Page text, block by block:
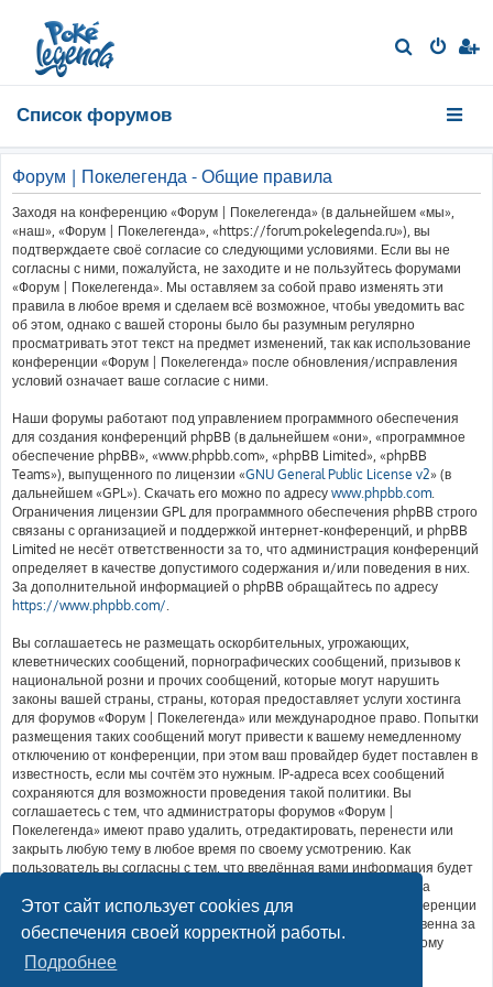
Этот сайт использует cookies для
обеспечения своей корректной работы.
Подробнее
к
Список форумов
Форум | Покелегенда - Общие правила
Заходя на конференцию «Форум | Покелегенда» (в дальнейшем «мы»,
«наш», «Форум | Покелегенда», «https://forum.pokelegenda.ru»), вы
подтверждаете своё согласие со следующими условиями. Если вы не
согласны с ними, пожалуйста, не заходите и не пользуйтесь форумами
«Форум | Покелегенда». Мы оставляем за собой право изменять эти
правила в любое время и сделаем всё возможное, чтобы уведомить вас
об этом, однако с вашей стороны было бы разумным регулярно
просматривать этот текст на предмет изменений, так как использование
конференции «Форум | Покелегенда» после обновления/исправления
условий означает ваше согласие с ними.
Наши форумы работают под управлением программного обеспечения
для создания конференций phpBB (в дальнейшем «они», «программное
обеспечение phpBB», «www.phpbb.com», «phpBB Limited», «phpBB
Teams»), выпущенного по лицензии «GNU General Public License v2» (в
дальнейшем «GPL»). Скачать его можно по адресу www.phpbb.com.
Ограничения лицензии GPL для программного обеспечения phpBB строго
связаны с организацией и поддержкой интернет-конференций, и phpBB
Limited не несёт ответственности за то, что администрация конференций
определяет в качестве допустимого содержания и/или поведения в них.
За дополнительной информацией о phpBB обращайтесь по адресу
https://www.phpbb.com/.
Вы соглашаетесь не размещать оскорбительных, угрожающих,
клеветнических сообщений, порнографических сообщений, призывов к
национальной розни и прочих сообщений, которые могут нарушить
законы вашей страны, страны, которая предоставляет услуги хостинга
для форумов «Форум | Покелегенда» или международное право. Попытки
размещения таких сообщений могут привести к вашему немедленному
отключению от конференции, при этом ваш провайдер будет поставлен в
известность, если мы сочтём это нужным. IP-адреса всех сообщений
сохраняются для возможности проведения такой политики. Вы
соглашаетесь с тем, что администраторы форумов «Форум |
Покелегенда» имеют право удалить, отредактировать, перенести или
закрыть любую тему в любое время по своему усмотрению. Как
пользователь вы согласны с тем, что введённая вами информация будет
храниться в базе данных. Хотя эта информация не будет открыта
третьим лицам без вашего разрешения, ни администрация конференции
«Форум | Покелегенда», ни phpBB Limited не может быть ответственна за
действия хакеров, которые могут привести к несанкционированному
доступу к ней.